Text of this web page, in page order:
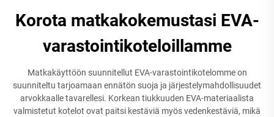
Korota matkakokemustasi EVA-
varastointikoteloillamme
Matkakäyttöön suunnitellut EVA-varastointikotelomme on
suunniteltu tarjoamaan ennätön suoja ja järjestelymahdollisuudet
arvokkaalle tavarellesi. Korkean tiukkuuden EVA-materiaalista
valmistetut kotelot ovat paitsi kestäviä myös vedenkestäviä, mikä